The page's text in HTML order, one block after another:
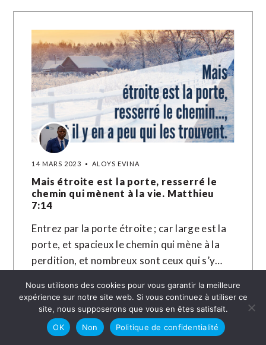
14 MARS 2023 ALOYS EVINA
Mais étroite est la porte, resserré le
chemin qui mènent à la vie. Matthieu‬
‭7:14‬
Entrez par la porte étroite ; car large est la
porte, et spacieux le chemin qui mène à la
perdition, et nombreux sont ceux qui s’y…
LIRE LA SUITE →
Nous utilisons des cookies pour vous garantir la meilleure
expérience sur notre site web. Si vous continuez à utiliser ce
site, nous supposerons que vous en êtes satisfait.
OK
Non Politique de confidentialité